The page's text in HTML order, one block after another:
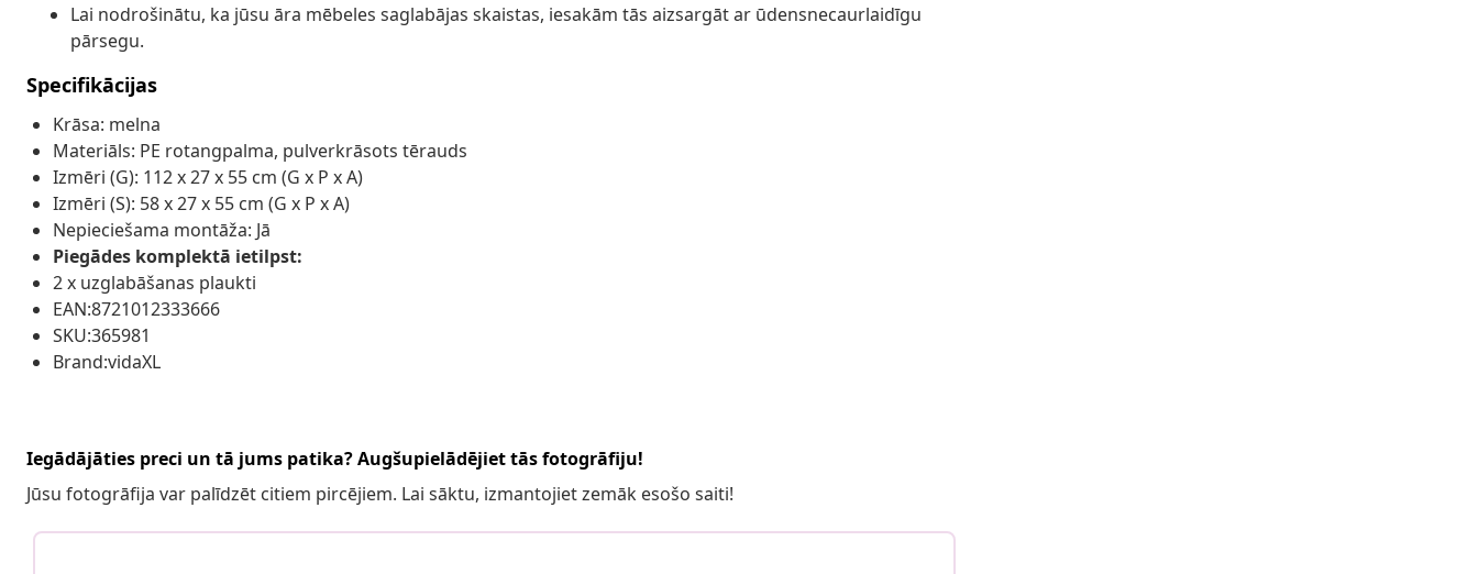
Lai nodrošinātu, ka jūsu āra mēbeles saglabājas skaistas, iesakām tās aizsargāt ar ūdensnecaurlaidīgu
pārsegu.
Specifikācijas
Krāsa: melna
Materiāls: PE rotangpalma, pulverkrāsots tērauds
Izmēri (G): 112 x 27 x 55 cm (G x P x A)
Izmēri (S): 58 x 27 x 55 cm (G x P x A)
Nepieciešama montāža: Jā
Piegādes komplektā ietilpst:
2 x uzglabāšanas plaukti
EAN:8721012333666
SKU:365981
Brand:vidaXL
Iegādājāties preci un tā jums patika? Augšupielādējiet tās fotogrāfiju!
Jūsu fotogrāfija var palīdzēt citiem pircējiem. Lai sāktu, izmantojiet zemāk esošo saiti!